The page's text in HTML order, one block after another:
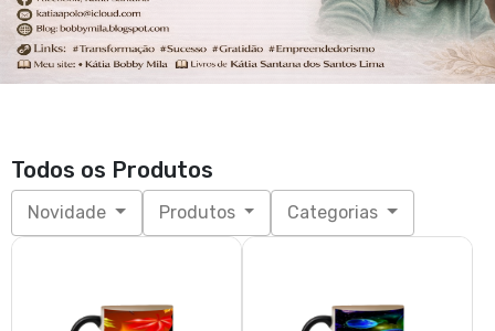
Todos os Produtos
Novidade Produtos Categorias